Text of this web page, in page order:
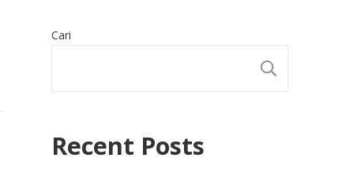
Cari
Recent Posts